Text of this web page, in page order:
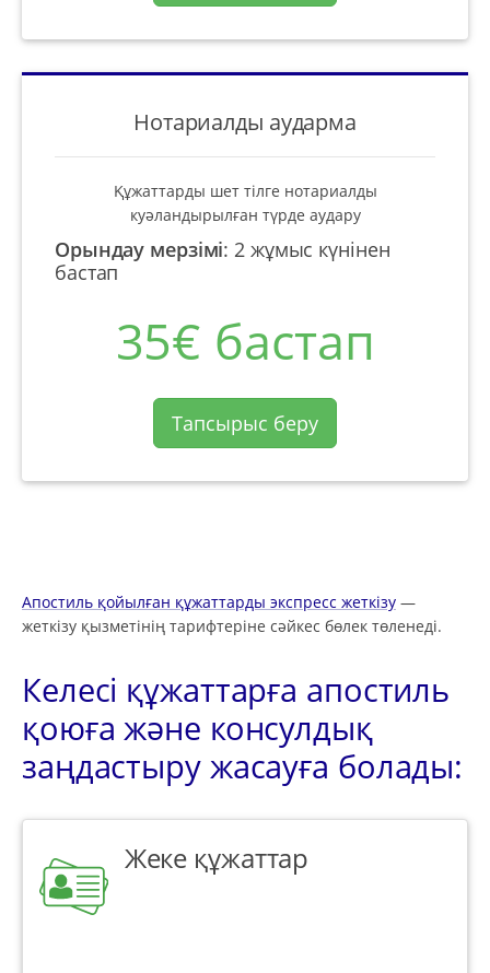
Нотариалды аударма
Құжаттарды шет тілге нотариалды
куәландырылған түрде аудару
Орындау мерзімі:2 жұмыс күнінен
бастап
35€ бастап
Тапсырыс беру
Апостиль қойылған құжаттарды экспресс жеткізу —
жеткізу қызметінің тарифтеріне сәйкес бөлек төленеді.
Келесі құжаттарға апостиль
қоюға және консулдық
заңдастыру жасауға болады:
Жеке құжаттар